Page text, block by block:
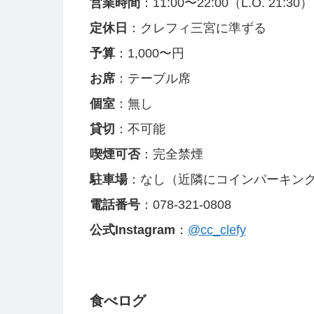
定休日 ：クレフィ三宮に準ずる
予算：1,000〜円
お席：テーブル席
個室：無し
貸切 ：不可能
喫煙可否：完全禁煙
駐車場：なし（近隣にコインパーキン
電話番号：078-321-0808
公式Instagram ： @cc_clefy
食べログ